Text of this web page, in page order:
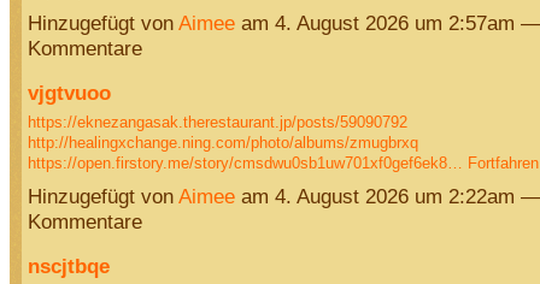
Hinzugefügt von Aimeeam 4. August 2026 um 2:57am
Kommentare
vjgtvuoo
https://eknezangasak.therestaurant.jp/posts/59090792
http://healingxchange.ning.com/photo/albums/zmugbrxq
https://open.firstory.me/story/cmsdwu0sb1uw701xf0gef6ek8…
Fortfahren
Hinzugefügt von Aimeeam 4. August 2026 um 2:22am
Kommentare
nscjtbqe